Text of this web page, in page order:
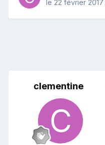
le 22 février 2017
clementine